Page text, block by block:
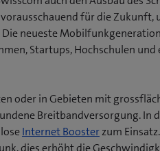
für die Zukunft,
neueste
Startups, Hochschulen und
oder in Gebieten mit
Breitbandversorgung. In
Internet Boosterzum
dies erhöht die